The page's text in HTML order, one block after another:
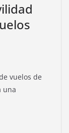
vuelos de
una